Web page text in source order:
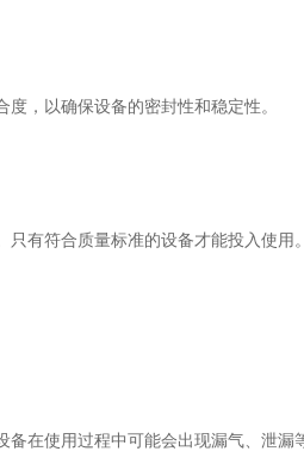
，以确保设备的密封性和稳定性。
有符合质量标准的设备才能投入使用。
在使用过程中可能会出现漏气、泄漏